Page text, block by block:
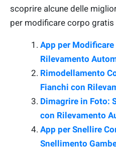
scoprire alcune delle
per modificare corpo
App per
Rilevamento
Rimodellamento
Fianchi con
Dimagrire in Foto:
con Rilevamento
App per Snellire
Snellimento